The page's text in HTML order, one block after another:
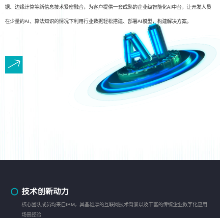
据、边缘计算等新信息技术紧密融合，为客户提供一套成熟的企业级智能化AI中台，让开发人员
在少量的AI、算法知识的情况下利用行业数据轻松搭建、部署AI模型，构建解决方案。
技术创新动力
核心团队成员均来自IBM，具备雄厚的互联网技术背景以及丰富的传统企业数字化应用
场景经验